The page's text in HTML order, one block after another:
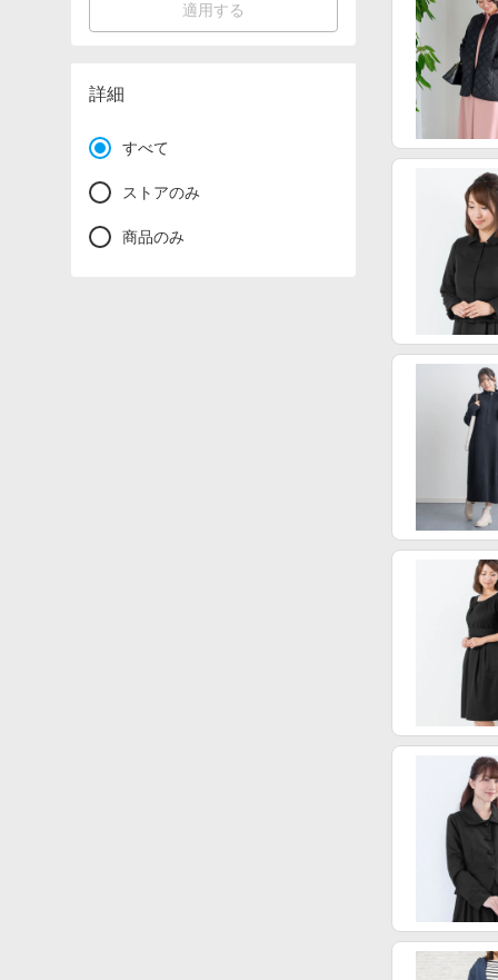
適用する
詳細
すべて
ストアのみ
商品のみ